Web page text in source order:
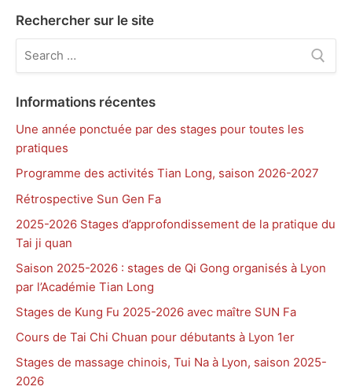
Rechercher sur le site
Rechercher
Informations récentes
Une année ponctuée par des stages pour toutes les
pratiques
Programme des activités Tian Long, saison 2026-2027
Rétrospective Sun Gen Fa
2025-2026 Stages d’approfondissement de la pratique du
Tai ji quan
Saison 2025-2026 : stages de Qi Gong organisés à Lyon
par l’Académie Tian Long
Stages de Kung Fu 2025-2026 avec maître SUN Fa
Cours de Tai Chi Chuan pour débutants à Lyon 1er
Stages de massage chinois, Tui Na à Lyon, saison 2025-
2026